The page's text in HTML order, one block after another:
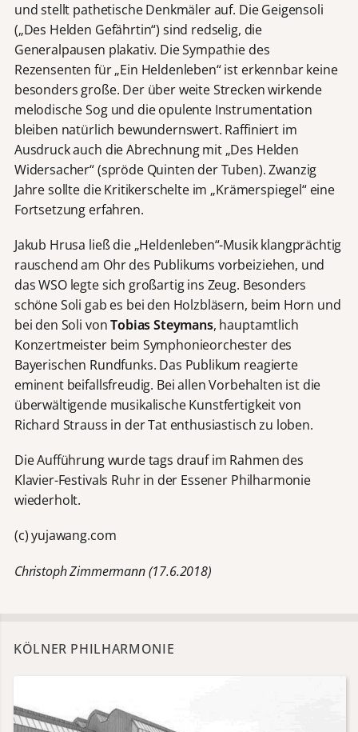
und stellt pathetische Denkmäler auf. Die Geigensoli
(„Des Helden Gefährtin“) sind redselig, die
Generalpausen plakativ. Die Sympathie des
Rezensenten für „Ein Heldenleben“ ist erkennbar keine
besonders große. Der über weite Strecken wirkende
melodische Sog und die opulente Instrumentation
bleiben natürlich bewundernswert. Raffiniert im
Ausdruck auch die Abrechnung mit „Des Helden
Widersacher“ (spröde Quinten der Tuben). Zwanzig
Jahre sollte die Kritikerschelte im „Krämerspiegel“ eine
Fortsetzung erfahren.
Jakub Hrusa ließ die „Heldenleben“-Musik klangprächtig
rauschend am Ohr des Publikums vorbeiziehen, und
das WSO legte sich großartig ins Zeug. Besonders
schöne Soli gab es bei den Holzbläsern, beim Horn und
bei den Soli vonTobias Steymans, hauptamtlich
Konzertmeister beim Symphonieorchester des
Bayerischen Rundfunks. Das Publikum reagierte
eminent beifallsfreudig. Bei allen Vorbehalten ist die
überwältigende musikalische Kunstfertigkeit von
Richard Strauss in der Tat enthusiastisch zu loben.
Die Aufführung wurde tags drauf im Rahmen des
Klavier-Festivals Ruhr in der Essener Philharmonie
wiederholt.
(c) yujawang.com
Christoph Zimmermann (17.6.2018)
KÖLNER PHILHARMONIE